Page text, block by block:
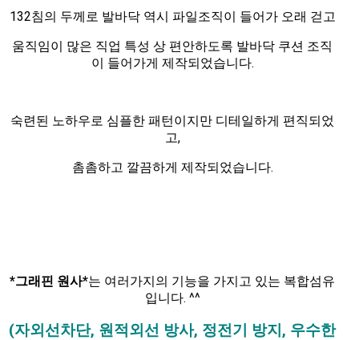
132침의 두께로 발바닥 역시 파일조직이 들어가 오래 걷고
움직임이 많은 직업 특성 상 편안하도록 발바닥 쿠션 조직
이 들어가게 제작되었습니다.
숙련된 노하우로 심플한 패턴이지만 디테일하게 편직되었
고,
촘촘하고 깔끔하게 제작되었습니다.
*그래핀 원사*는 여러가지의 기능을 가지고 있는 복합섬유
입니다. ^^
(자외선차단, 원적외선 방사, 정전기 방지, 우수한